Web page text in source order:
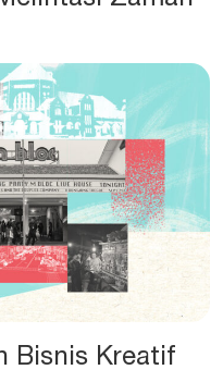
Bisnis Kreatif